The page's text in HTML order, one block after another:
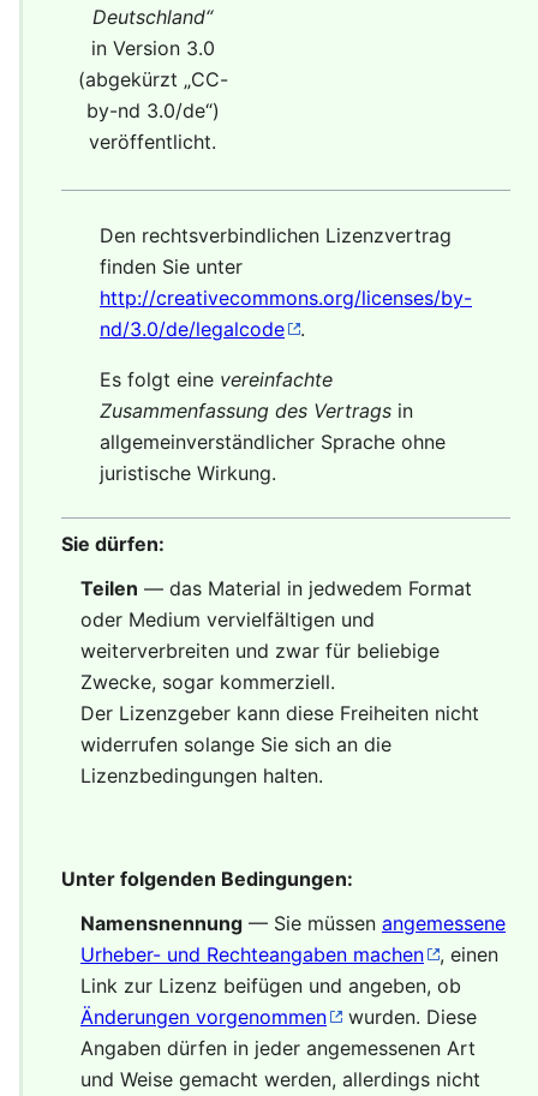
Deutschland“
in Version 3.0
(abgekürzt „CC-
by-nd 3.0/de“)
veröffentlicht.
Den rechtsverbindlichen Lizenzvertrag
finden Sie unter
http://creativecommons.org/licenses/by-
nd/3.0/de/legalcode
.
Es folgt eine vereinfachte
Zusammenfassung des Vertrags in
allgemeinverständlicher Sprache ohne
juristische Wirkung.
Sie dürfen:
Teilen — das Material in jedwedem Format
oder Medium vervielfältigen und
weiterverbreiten und zwar für beliebige
Zwecke, sogar kommerziell.
Der Lizenzgeber kann diese Freiheiten nicht
widerrufen solange Sie sich an die
Lizenzbedingungen halten.
Unter folgenden Bedingungen:
Namensnennung — Sie müssen angemessene
Urheber- und Rechteangaben machen
, einen
Link zur Lizenz beifügen und angeben, ob
Änderungen vorgenommen
wurden. Diese
Angaben dürfen in jeder angemessenen Art
und Weise gemacht werden, allerdings nicht